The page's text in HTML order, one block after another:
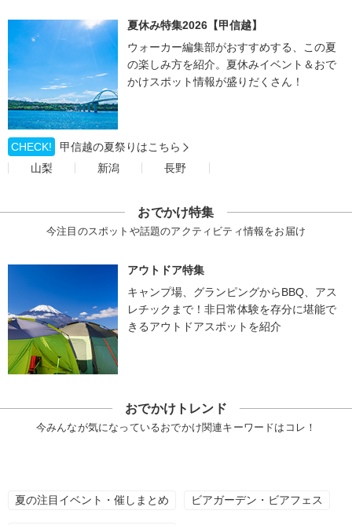
夏休み特集2026【甲信越】
ウォーカー編集部がおすすめする、この夏
の楽しみ方を紹介。夏休みイベント＆おで
かけスポット情報が盛りだくさん！
CHECK!
甲信越の夏祭りはこちら
山梨
新潟 長野
おでかけ特集
今注目のスポットや話題のアクティビティ情報をお届け
アウトドア特集
キャンプ場、グランピングからBBQ、アス
レチックまで！非日常体験を存分に堪能で
きるアウトドアスポットを紹介
おでかけトレンド
今みんなが気になっているおでかけ関連キーワードはコレ！
夏の注目イベント・催しまとめ ビアガーデン・ビアフェス